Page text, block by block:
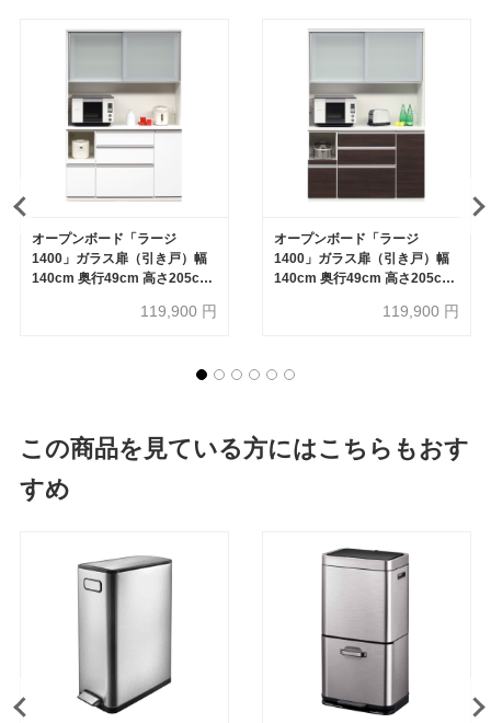
オープンボード「ラージ
1400」ガラス扉（引き戸）幅
140cm 奥行49cm 高さ205cm
119,900 円
オープンボード「ラージ
1400」ガラス扉（引き戸）幅
140cm 奥行49cm 高さ205cm
119,900 円
この商品を見ている方にはこちらもおす
すめ